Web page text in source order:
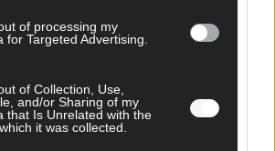
of processing my
for Targeted Advertising.
of Collection, Use,
and/or Sharing of my
that Is Unrelated with the
it was collected.
Startreihenfolge steht – alle 25 Acts
Bühne kommt
große Finale-Check – alle 25 Acts und